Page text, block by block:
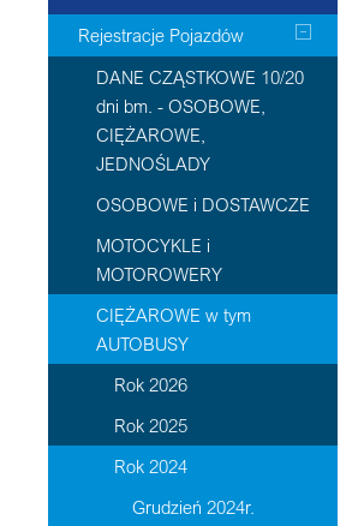
Rejestracje Pojazdów
DANE CZĄSTKOWE 10/20
dni bm. - OSOBOWE,
CIĘŻAROWE,
JEDNOŚLADY
OSOBOWE i DOSTAWCZE
MOTOCYKLE i
MOTOROWERY
CIĘŻAROWE w tym
AUTOBUSY
Rok 2026
Rok 2025
Rok 2024
Grudzień 2024r.